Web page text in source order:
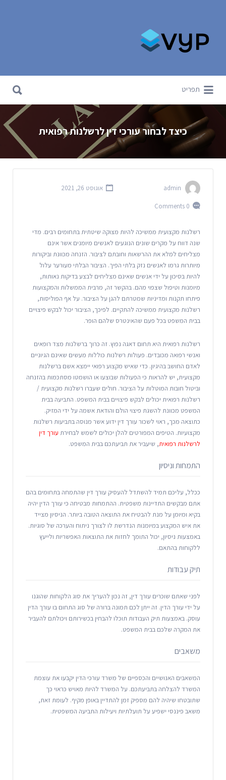
תפריט
כיצד לבחור עורכי דין לרשלנות רפואית
admin אוגוסט 26, 2021
0 Comments
רשלנות מקצועית ממשיכה להיות מצוקה שיטתית בתחומים רבים. מדי
שנה דווח על מקרים שונים הנוגעים לאנשים מיומנים אשר אינם
מצליחים למלא את ההרשאות וחובתם לציבור. הזנחה מכוונת וביקורות
מיותרות גרמו לאנשים נזק בלתי הפיך. הציבור הבלתי מעורער עלול
להיות בסיכון על ידי אנשים שאינם מצליחים לבצע בדיקות נאותות,
מיומנות וטיפול שצפוי מהם. בהקשר זה, מרבית הממשלות והמקצועות
פיתחו תקנות ומדיניות שמטרתם להגן על הציבור. על אף הפוליסות,
רשלנות מקצועית ממשיכה להתקיים. לפיכך, הציבור יכול לבקש פיצויים
בבית המשפט בכל פעם שהאינטרס שלהם הופר.
רשלנות רפואית היא תחום דאגה נפוץ. זה כרוך ברשלנות מצד רופאים
ואנשי רפואה מכובדים. פעולות רשלנות כוללות מעשים שאינם הגיוניים
לאדם החושב בהיגיון. כדי שאיש מקצוע רפואי יימצא אשם ברשלנות
מקצועית, יש להראות כי הפעולות שבוצעו או הושמטו מסתכמות בהזנחה
וביטול חובות המוטלות על הציבור. חולים שעברו רשלנות מקצועית /
רשלנות רפואית יכולים לבקש פיצויים בבית המשפט. התביעה בבית
המשפט מכוונת להשגת פיצוי הולם והודאת אשמה על ידי המזיק.
כתוצאה מכך, ראוי לשכור עורך דין ידוע אשר מנוסה בתביעות רשלנות
מקצועיות. הטיפים המפורטים להלן יכולים לשמש לבחירת עורך דין
לרשלנות רפואית, שיעביר את תביעתכם בבית המשפט.
התמחות וניסיון
ככלל, עליכם תמיד להשתדל להעסיק עורך דין שהתמחה בתחומים בהם
אתם מבקשים התדיינות משפטית. ההתמחות מבטיחה כי עורך הדין יהיה
בקיא ומיומן על מנת להבטיח את התוצאה הטובה ביותר. הניסיון מצייד
את איש המקצוע במיומנות הנדרשת לו לצורך ניתוח והערכה של סוגיות.
באמצעות ניסיון, יכול התומך לחזות את התוצאות האפשריות ולייעץ
ללקוחות בהתאם.
תיק עבודות
לפני שאתם שוכרים עורך דין, זה נכון להעריך את סוג הלקוחות שהוגנו
על ידי עורך הדין. זה ייתן לכם תמונה ברורה של סוג התחום בו עורך הדין
עוסק. באמצעות תיק העבודות תוכלו להבחין בכשירותם ויכולתם להעביר
את המקרה שלכם בבית המשפט.
משאבים
המשאבים האנושיים והכספיים של משרד עורכי הדין יקבעו את עוצמת
המשרד להצלחה בתביעתכם. על המשרד להיות מאויש כראוי כך
שתובטחו שיהיה להם מספיק זמן להתדיין באופן מקיף. לעומת זאת,
משאב פיננסי ישפיע על תועלתיות ויעילות התביעה המשפטית.